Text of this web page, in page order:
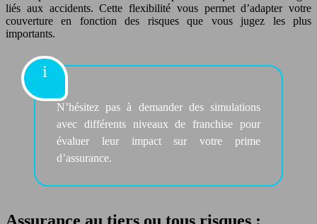
liés aux accidents. Cette flexibilité vous permet d’adapter votre
couverture en fonction des risques que vous jugez les plus
importants.
N’hésitez pas à demander des simulations
avec différents niveaux de franchise pour
évaluer leur impact sur votre prime
d’assurance.